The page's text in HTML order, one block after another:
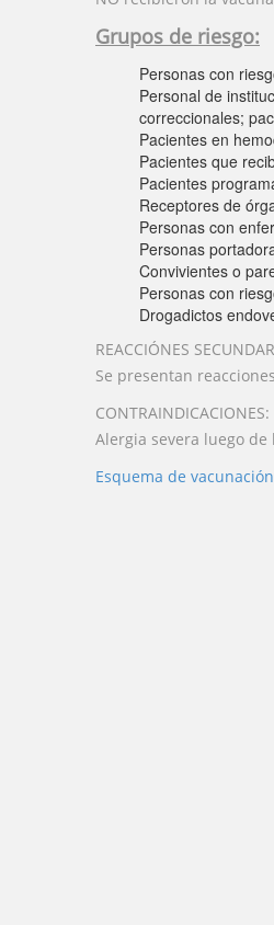
Grupos de riesgo:
Personas con
Personal de
correccionales;
Pacientes en
Pacientes que
Pacientes
Receptores de
Personas con
Personas
Convivientes o
Personas con
Drogadictos
REACCIÓNES
Se presentan
CONTRAINDICACIONES:
Alergia severa luego
Esquema de